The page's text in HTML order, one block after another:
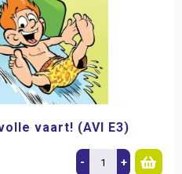
vaart! (AVI E3)
- +